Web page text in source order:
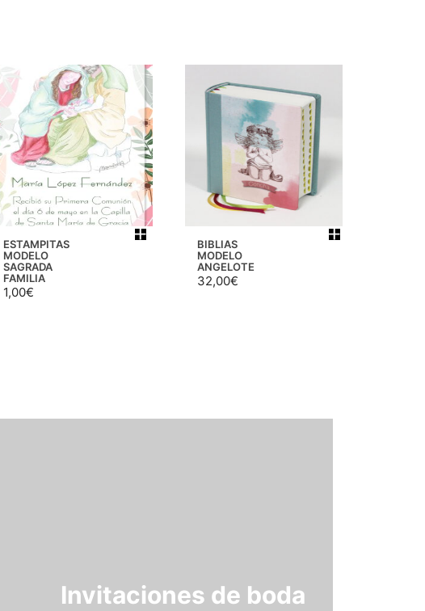
ESTAMPITAS
MODELO
SAGRADA
FAMILIA
1,00€
BIBLIAS
MODELO
ANGELOTE
32,00€
Invitaciones de boda